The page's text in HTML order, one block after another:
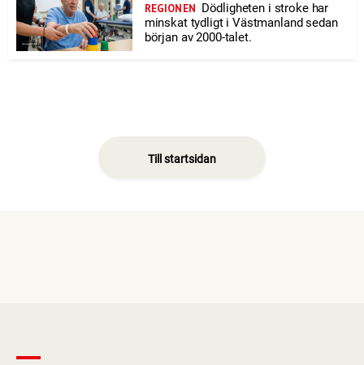
REGIONEN Dödligheten i stroke har
minskat tydligt i Västmanland sedan
början av 2000-talet.
Till startsidan